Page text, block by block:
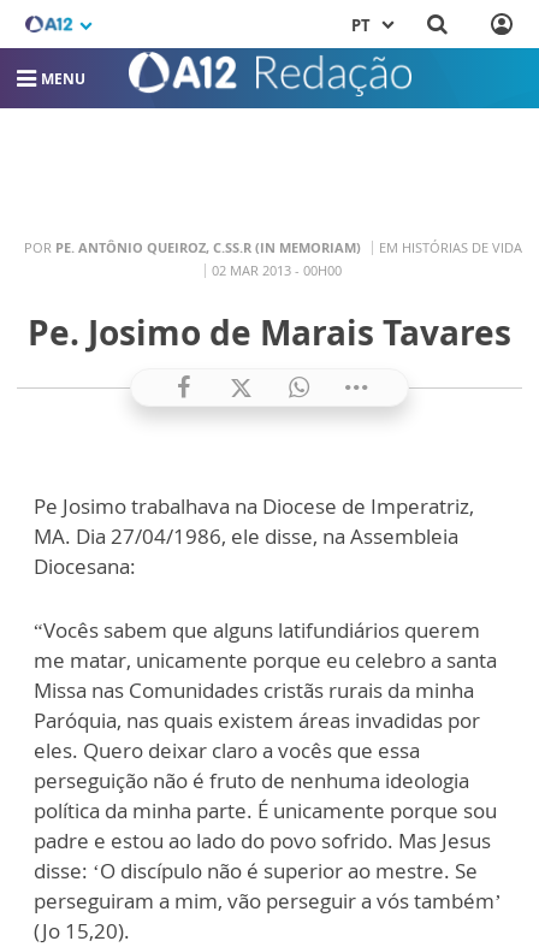
PT
MENU
POR PE. ANTÔNIO QUEIROZ, C.SS.R (IN MEMORIAM)
EM HISTÓRIAS DE VIDA
02 MAR 2013 - 00H00
Pe. Josimo de Marais Tavares
Pe Josimo trabalhava na Diocese de Imperatriz,
MA. Dia 27/04/1986, ele disse, na Assembleia
Diocesana:
“Vocês sabem que alguns latifundiários querem
me matar, unicamente porque eu celebro a santa
Missa nas Comunidades cristãs rurais da minha
Paróquia, nas quais existem áreas invadidas por
eles. Quero deixar claro a vocês que essa
perseguição não é fruto de nenhuma ideologia
política da minha parte. É unicamente porque sou
padre e estou ao lado do povo sofrido. Mas Jesus
disse: ‘O discípulo não é superior ao mestre. Se
perseguiram a mim, vão perseguir a vós também’
(Jo 15,20).